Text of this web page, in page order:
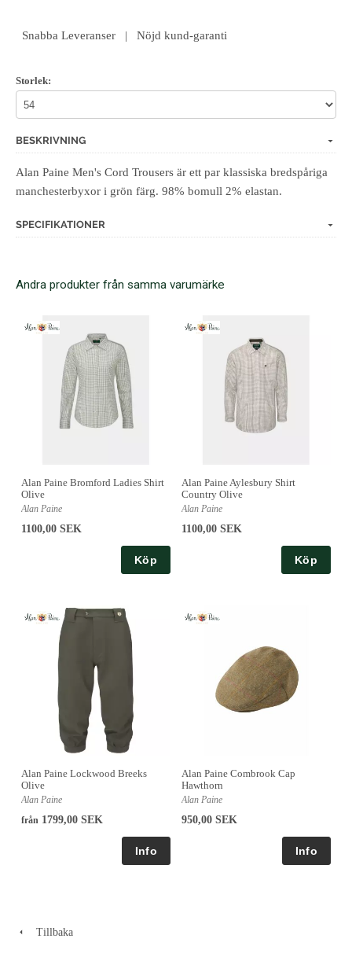
Snabba Leveranser | Nöjd kund-garanti
Storlek:
BESKRIVNING
Alan Paine Men's Cord Trousers är ett par klassiska bredspåriga
manchesterbyxor i grön färg. 98% bomull 2% elastan.
SPECIFIKATIONER
Andra produkter från samma varumärke
Alan Paine Bromford Ladies Shirt
Olive
Alan Paine
1100,00 SEK
Köp
Alan Paine Aylesbury Shirt
Country Olive
Alan Paine
1100,00 SEK
Köp
Alan Paine Lockwood Breeks
Olive
Alan Paine
från 1799,00 SEK
Alan Paine Combrook Cap
Hawthorn
Alan Paine
950,00 SEK
Tillbaka